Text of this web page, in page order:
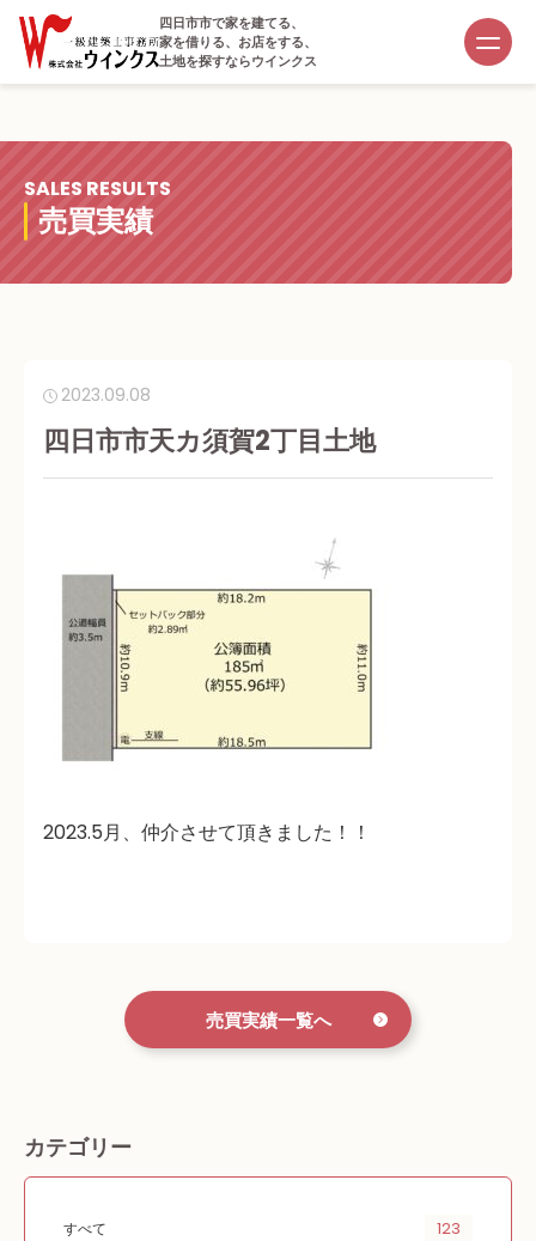
四日市市で家を建てる、
家を借りる、お店をする、
土地を探すならウインクス
売買実績
SALES RESULTS
2023.09.08
四日市市天カ須賀2丁目土地
2023.5月、仲介させて頂きました！！
売買実績一覧へ
カテゴリー
すべて 123